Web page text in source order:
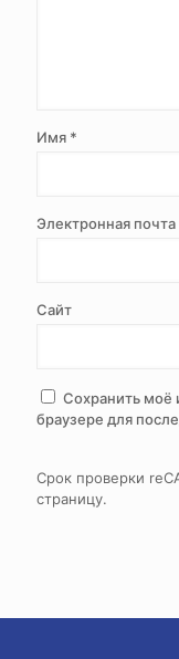
Имя *
Электронная почта
Сайт
Сохранить моё
браузере для
Срок проверки
страницу.